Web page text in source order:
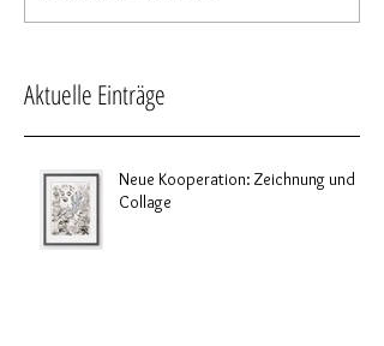
Aktuelle Einträge
Neue Kooperation: Zeichnung und
Collage